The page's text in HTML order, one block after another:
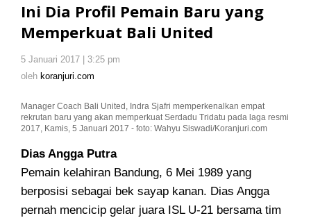
Pemain
Baru
Ini Dia Profil Pemain Baru yang
Memperkuat Bali United
5 Januari 2017 | 3:25 pm
oleh koranjuri.com
Manager Coach Bali United, Indra Sjafri memperkenalkan empat
rekrutan baru yang akan memperkuat Serdadu Tridatu pada laga resmi
2017, Kamis, 5 Januari 2017 - foto: Wahyu Siswadi/Koranjuri.com
Dias Angga Putra
Pemain kelahiran Bandung, 6 Mei 1989 yang
berposisi sebagai bek sayap kanan. Dias Angga
pernah mencicip gelar juara ISL U-21 bersama tim